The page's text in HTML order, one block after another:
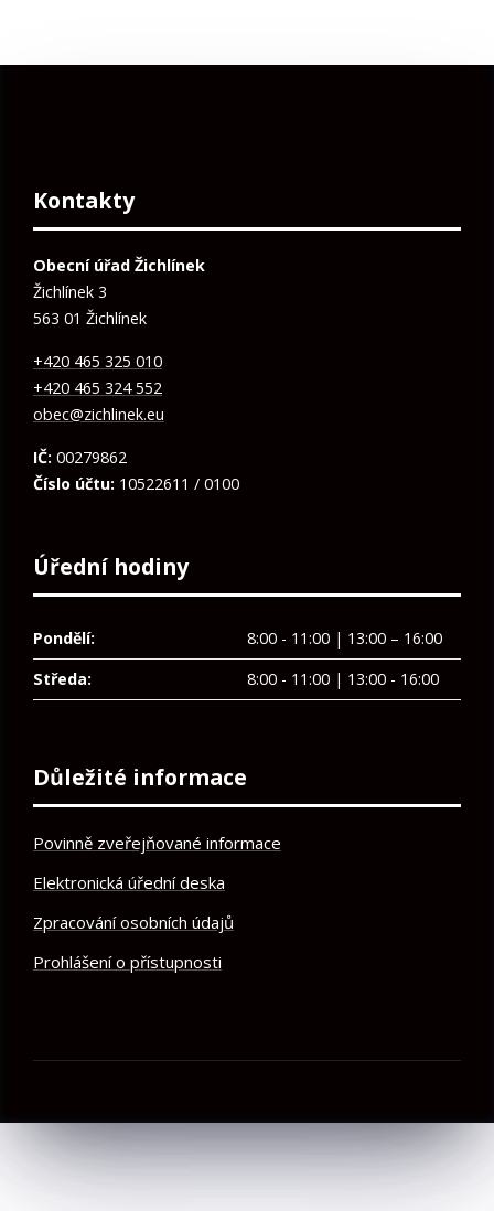
Kontakty
Obecní úřad Žichlínek
Žichlínek 3
563 01 Žichlínek
+420 465 325 010
+420 465 324 552
obec@zichlinek.eu
IČ: 00279862
Číslo účtu: 10522611 / 0100
Úřední hodiny
Pondělí:
8:00 - 11:00 | 13:00 – 16:00
Středa:
8:00 - 11:00 | 13:00 - 16:00
Důležité informace
Povinně zveřejňované informace
Elektronická úřední deska
Zpracování osobních údajů
Prohlášení o přístupnosti